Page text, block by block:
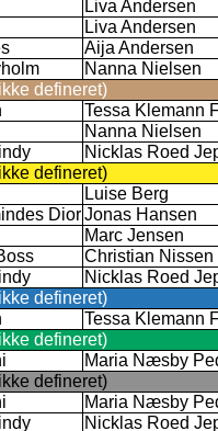
Liva Andersen
Liva Andersen
Aija Andersen
Nanna Nielsen
defineret)
Tessa Klemann
Nanna Nielsen
Nicklas Roed
defineret)
Luise Berg
DiorJonas Hansen
Marc Jensen
Christian Nissen
Nicklas Roed
defineret)
Tessa Klemann
defineret)
Maria Næsby
defineret)
Maria Næsby
Nicklas Roed